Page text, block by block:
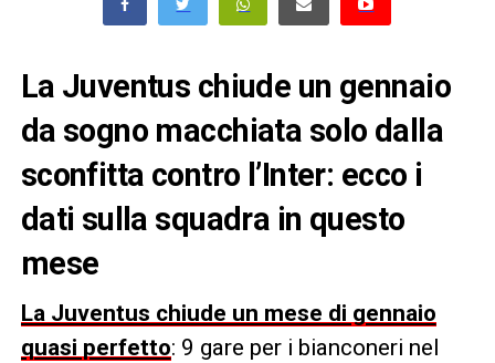
La Juventus chiude un gennaio
da sogno macchiata solo dalla
sconfitta contro l’Inter: ecco i
dati sulla squadra in questo
mese
La Juventus chiude un mese di gennaio
quasi perfetto: 9 gare per i bianconeri nel